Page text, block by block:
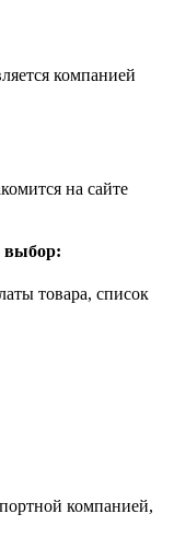
компанией
на сайте
выбор:
товара, список
компанией,